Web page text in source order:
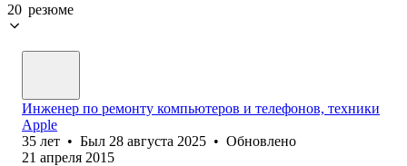
20 резюме
Инженер по ремонту компьютеров и телефонов, техники
Apple
35 лет • Был 28 августа 2025 • Обновлено
21 апреля 2015